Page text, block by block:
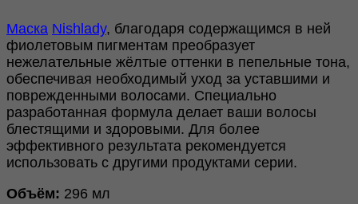
Маска Nishlady, благодаря содержащимся в ней
фиолетовым пигментам преобразует
нежелательные жёлтые оттенки в пепельные тона,
обеспечивая необходимый уход за уставшими и
поврежденными волосами. Специально
разработанная формула делает ваши волосы
блестящими и здоровыми. Для более
эффективного результата рекомендуется
использовать с другими продуктами серии.
Объём: 296 мл